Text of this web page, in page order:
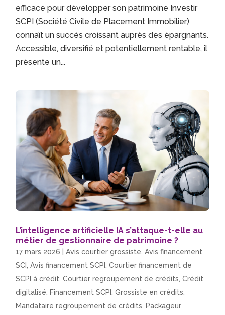
efficace pour développer son patrimoine Investir
SCPI (Société Civile de Placement Immobilier)
connaît un succès croissant auprès des épargnants.
Accessible, diversifié et potentiellement rentable, il
présente un...
L’intelligence artificielle IA s’attaque-t-elle au
métier de gestionnaire de patrimoine ?
17 mars 2026 |Avis courtier grossiste,Avis financement
SCI,Avis financement SCPI,Courtier financement de
SCPI à crédit,Courtier regroupement de crédits,Crédit
digitalisé, Financement SCPI,Grossiste en crédits,
Mandataire regroupement de crédits, Packageur